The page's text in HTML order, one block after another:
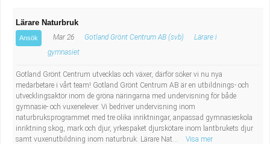
Lärare Naturbruk
Ansök Mar 26 Gotland Grönt Centrum AB (svb)
Lärare i
gymnasiet
Gotland Grönt Centrum utvecklas och växer, därför söker vi nu nya
medarbetare i vårt team! Gotland Grönt Centrum AB är en utbildnings- och
utvecklingsaktör inom de gröna näringarna med undervisning för både
gymnasie- och vuxenelever. Vi bedriver undervisning inom
naturbruksprogrammet med tre olika inriktningar, anpassad gymnasieskola
inriktning skog, mark och djur, yrkespaket djurskötare inom lantbrukets djur
samt vuxenutbildning inom naturbruk. Lärare Nat...
Visa mer